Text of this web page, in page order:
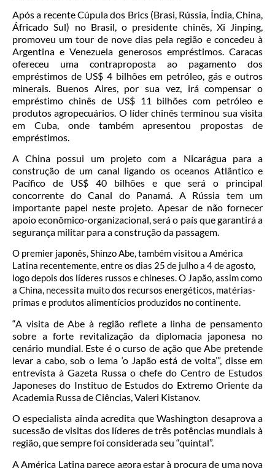
Após a recente Cúpula dos Brics (Brasi, Rússia, Índia, China,
Áfricado Sul) no Brasil, o presidente chinês, Xi Jinping,
promoveu um tour de nove dias pela região e concedeu à
Argentina e Venezuela generosos empréstimos. Caracas
ofereceu uma contraproposta ao pagamento dos
empréstimos de US$ 4 bilhões em petróleo, gás e outros
minerais. Buenos Aires, por sua vez, irá compensar o
empréstimo chinês de US$ 11 bilhões com petróleo e
produtos agropecuários. O líder chinês terminou sua visita
em Cuba, onde também apresentou propostas de
empréstimos.
A China possui um projeto com a Nicarágua para a
construção de um canal ligando os oceanos Atlântico e
Pacífico de US$ 40 bilhões e que será o principal
concorrente do Canal do Panamá. A Rússia tem um
importante papel neste projeto. Apesar de não fornecer
apoio econômico-organizacional, será o país que garantirá a
segurança militar para a construção da passagem.
O premier japonês, Shinzo Abe, também visitou a América
Latina recentemente, entre os dias 25 de julho a 4 de agosto,
logo depois dos líderes russos e chineses. O Japão, assim como
a China, necessita muito dos recursos energéticos, matérias-
primas e produtos alimentícios produzidos no continente.
“A visita de Abe à região reflete a linha de pensamento
sobre a forte revitalização da diplomacia japonesa no
cenário mundial. Este é o curso de ação que Abe pretende
levar a cabo, sob o lema ‘o Japão está de volta’”, disse em
entrevista à Gazeta Russa o chefe do Centro de Estudos
Japoneses do Instituo de Estudos do Extremo Oriente da
Academia Russa de Ciências, Valeri Kistanov.
O especialista ainda acredita que Washington desaprova a
sucessão de visitas dos líderes de três potências mundiais à
região, que sempre foi considerada seu “quintal”.
A América Latina parece agora estar à procura de uma nova